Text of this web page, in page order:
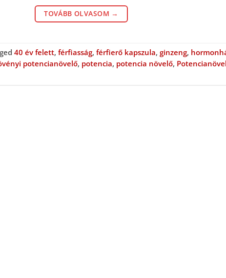
TOVÁBB OLVASOM →
40 év felett, férfiasság, férfierő kapszula, ginzeng,
potencianövelő, potencia, potencia növelő,